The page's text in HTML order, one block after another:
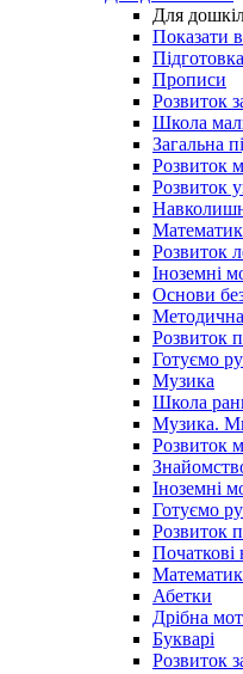
Для
Показати
Прописи
Розвиток
Школа
Загальна
Розвиток
Розвиток
Розвиток
Іноземні
Основи
Методична
Розвиток
Готуємо
Музика
Школа
Музика.
Розвиток
Іноземні
Готуємо
Розвиток
Початкові
Абетки
Дрібна
Букварі
Розвиток